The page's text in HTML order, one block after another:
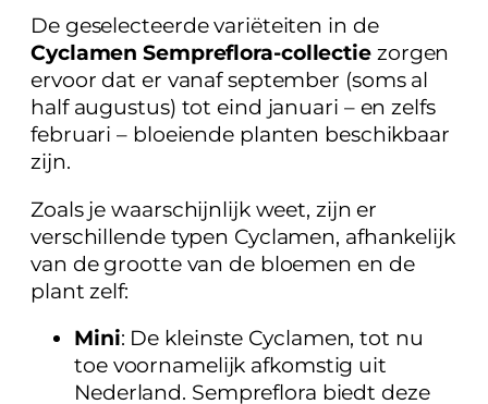
De geselecteerde variëteiten in de
Cyclamen Sempreflora-collectie zorgen
ervoor dat er vanaf september (soms al
half augustus) tot eind januari – en zelfs
februari – bloeiende planten beschikbaar
zijn.
Zoals je waarschijnlijk weet, zijn er
verschillende typen Cyclamen, afhankelijk
van de grootte van de bloemen en de
plant zelf:
Mini: De kleinste Cyclamen, tot nu
toe voornamelijk afkomstig uit
Nederland. Sempreflora biedt deze